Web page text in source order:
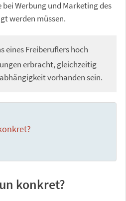
Werbung und Marketing des
werden müssen.
eines Freiberuflers hoch
erbracht, gleichzeitig
vorhanden sein.
konkret?